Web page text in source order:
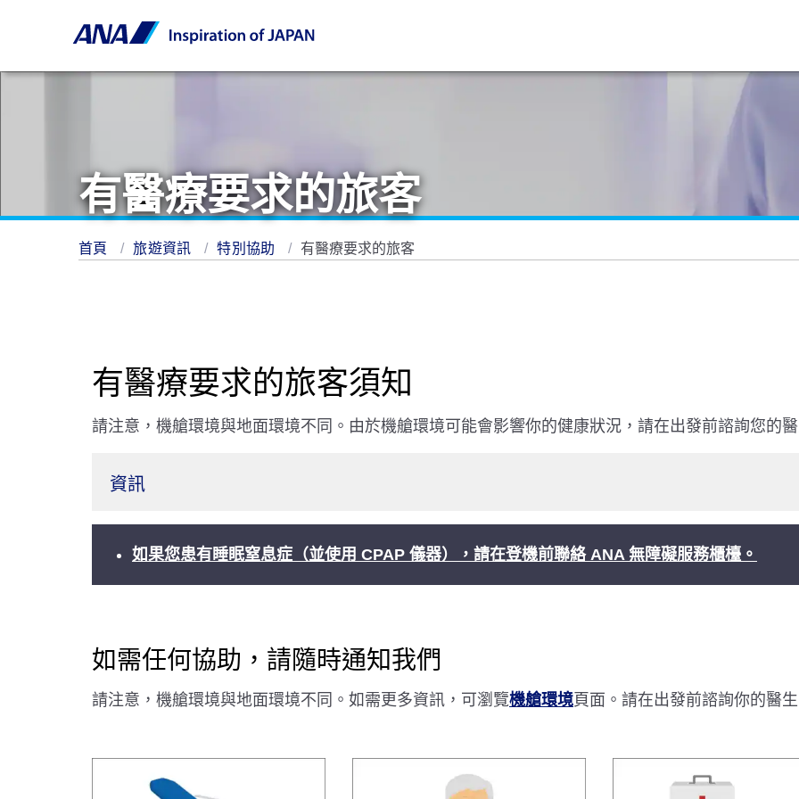
有醫療要求的旅客
首頁 旅遊資訊 特別協助 有醫療要求的旅客
有醫療要求的旅客須知
請注意，機艙環境與地面環境不同。由於機艙環境可能會影響你的健康狀況，請在出發前諮詢您的
資訊
如果您患有睡眠窒息症（並使用 CPAP 儀器），請在登機前聯絡 ANA 無障礙服務櫃檯。
如需任何協助，請隨時通知我們
請注意，機艙環境與地面環境不同。如需更多資訊，可瀏覽機艙環境頁面。請在出發前諮詢你的醫